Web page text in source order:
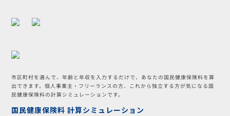
市区町村を選んで、年齢と年収を入力するだけで、あなたの国民健康保険料を算
出できます。個人事業主・フリーランスの方、これから独立する方が気になる国
民健康保険料の計算シミュレーションです。
国民健康保険料 計算シミュレーション